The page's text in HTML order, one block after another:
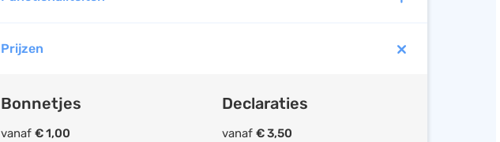
Prijzen
Bonnetjes
vanaf € 1,00
Declaraties
vanaf € 3,50